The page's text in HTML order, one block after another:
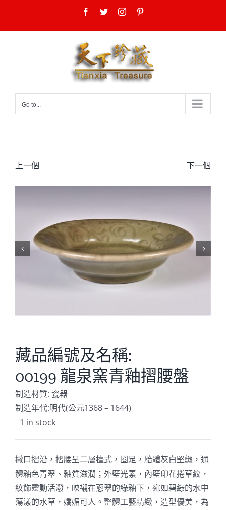
content
Facebook
TwitterInstagram
Go to...
上一個 下一個
 
藏品編號及名稱:
00199 龍泉窯青釉摺腰盤
制造材質: 瓷器
制造年代:明代(公元1368 – 1644)
1 in stock
撇口摺沿，摺腰呈二層檯式，圈足，胎體灰白堅緻，通
體釉色青翠、釉質滋潤；外壁光素，內壁印花捲草紋，
紋飾靈動活潑，映襯在蔥翠的綠釉下，宛如碧綠的水中
蕩漾的水草，嬌媚可人。整體工藝精緻，造型優美，為